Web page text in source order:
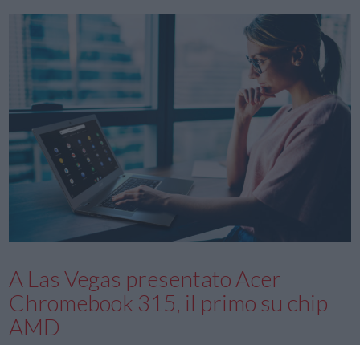
A Las Vegas presentato Acer
Chromebook 315, il primo su chip
AMD